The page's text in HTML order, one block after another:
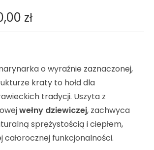
zł
o wyraźnie zaznaczonej,
kraty to hołd dla
tradycji. Uszyta z
wełny dziewiczej, zachwyca
sprężystością i ciepłem,
całorocznej funkcjonalności.